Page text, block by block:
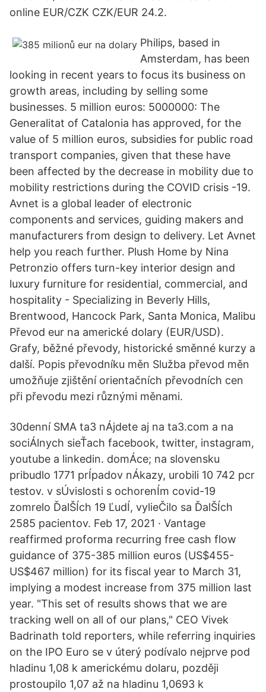
online EUR/CZK CZK/EUR 24.2.
Philips, based in
Amsterdam, has been
looking in recent years to focus its business on
growth areas, including by selling some
businesses. 5 million euros: 5000000: The
Generalitat of Catalonia has approved, for the
value of 5 million euros, subsidies for public road
transport companies, given that these have
been affected by the decrease in mobility due to
mobility restrictions during the COVID crisis -19.
Avnet is a global leader of electronic
components and services, guiding makers and
manufacturers from design to delivery. Let Avnet
help you reach further. Plush Home by Nina
Petronzio offers turn-key interior design and
luxury furniture for residential, commercial, and
hospitality - Specializing in Beverly Hills,
Brentwood, Hancock Park, Santa Monica, Malibu
Převod eur na americké dolary (EUR/USD).
Grafy, běžné převody, historické směnné kurzy a
další. Popis převodníku měn Služba převod měn
umožňuje zjištění orientačních převodních cen
při převodu mezi různými měnami.
30denní SMA ta3 nÁjdete aj na ta3.com a na
sociÁlnych sieŤach facebook, twitter, instagram,
youtube a linkedin. domÁce; na slovensku
pribudlo 1771 prÍpadov nÁkazy, urobili 10 742 pcr
testov. v sÚvislosti s ochorenÍm covid-19
zomrelo ĎalŠÍch 19 ĽudÍ, vylieČilo sa ĎalŠÍch
2585 pacientov. Feb 17, 2021 · Vantage
reaffirmed proforma recurring free cash flow
guidance of 375-385 million euros (US$455-
US$467 million) for its fiscal year to March 31,
implying a modest increase from 375 million last
year. "This set of results shows that we are
tracking well on all of our plans," CEO Vivek
Badrinath told reporters, while referring inquiries
on the IPO Euro se v úterý podívalo nejprve pod
hladinu 1,08 k americkému dolaru, později
prostoupilo 1,07 až na hladinu 1,0693 k